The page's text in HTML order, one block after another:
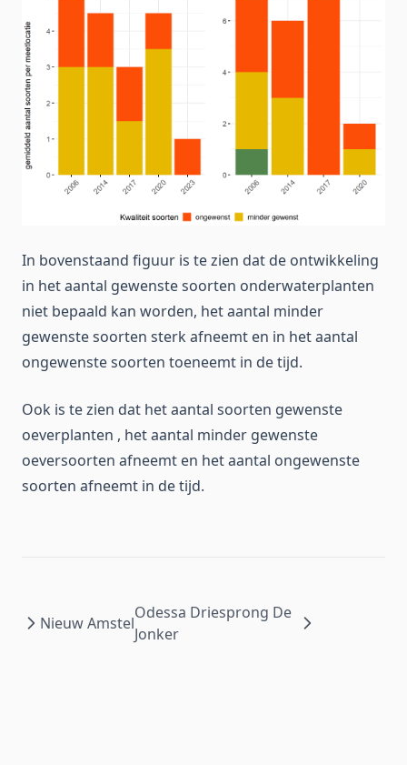
In bovenstaand figuur is te zien dat de ontwikkeling
in het aantal gewenste soorten onderwaterplanten
niet bepaald kan worden, het aantal minder
gewenste soorten sterk afneemt en in het aantal
ongewenste soorten toeneemt in de tijd.
Ook is te zien dat het aantal soorten gewenste
oeverplanten , het aantal minder gewenste
oeversoorten afneemt en het aantal ongewenste
soorten afneemt in de tijd.
Nieuw Amstel
Odessa Driesprong De
Jonker